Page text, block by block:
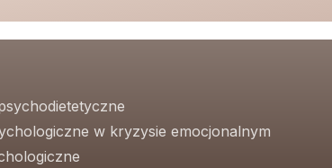
w kryzysie emocjonalnym